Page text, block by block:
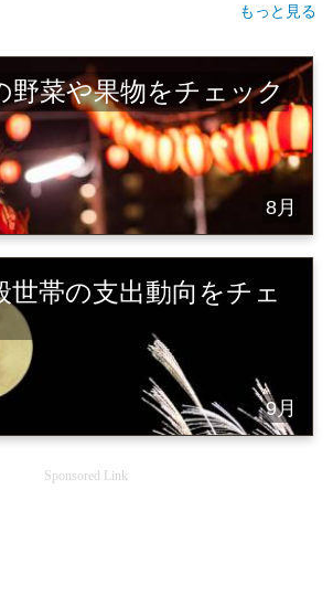
もっと見る
野菜や果物をチェック
8月
世帯の支出動向をチェ
9月
Sponsored Link